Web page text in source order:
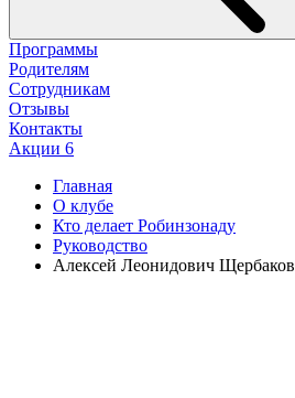
Программы
Родителям
Сотрудникам
Отзывы
Контакты
Акции 6
Главная
О клубе
Кто делает Робинзонаду
Руководство
Алексей Леонидович Щербаков